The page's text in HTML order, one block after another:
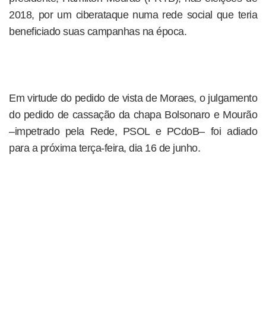
2018, por um ciberataque numa rede social que teria
beneficiado suas campanhas na época.
Em virtude do pedido de vista de Moraes, o julgamento
do pedido de cassação da chapa Bolsonaro e Mourão
–impetrado pela Rede, PSOL e PCdoB– foi adiado
para a próxima terça-feira, dia 16 de junho.